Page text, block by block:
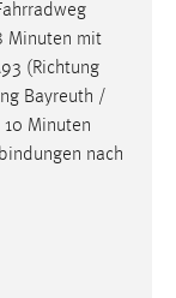
Minuten mit
(Richtung
Bayreuth /
Minuten
nach